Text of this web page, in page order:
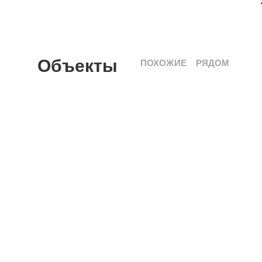
Объекты ПОХОЖИЕ РЯДОМ